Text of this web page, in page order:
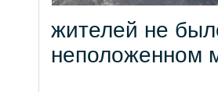
жителей не
неположенном